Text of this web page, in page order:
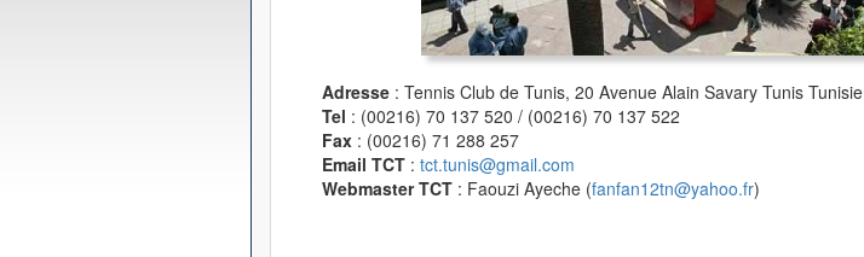
Adresse : Tennis Club de Tunis, 20 Avenue Alain Savary Tunis Tunisie
Tel : (00216) 70 137 520 / (00216) 70 137 522
Fax : (00216) 71 288 257
Email TCT : tct.tunis@gmail.com
Webmaster TCT : Faouzi Ayeche (fanfan12tn@yahoo.fr)